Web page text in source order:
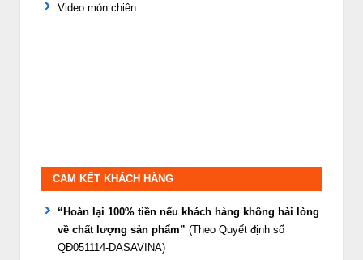
Video món chiên
CAM KẾT KHÁCH HÀNG
“Hoàn lại 100% tiền nếu khách hàng không hài lòng
về chất lượng sản phẩm” (Theo Quyết định số
QĐ051114-DASAVINA)